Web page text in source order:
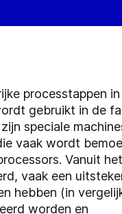
processtappen
gebruikt in de
speciale
vaak wordt
Vanuit
vaak een
hebben (in
worden en